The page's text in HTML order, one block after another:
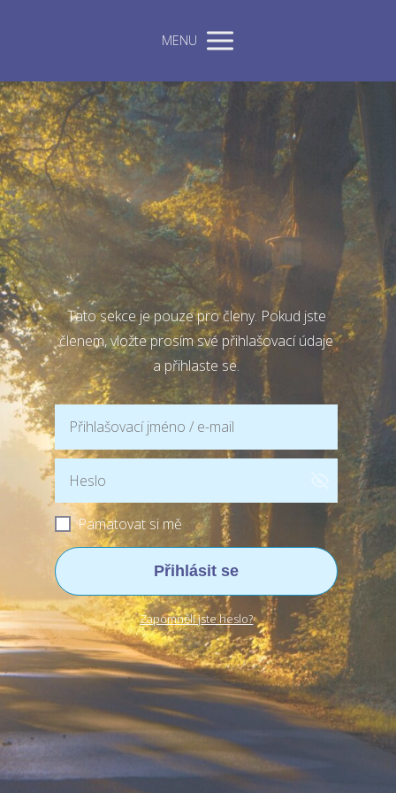
MENU
Tato sekce je pouze pro členy. Pokud jste
členem, vložte prosím své přihlašovací údaje
a přihlaste se.
Pamatovat si mě
Přihlásit se
Zapomněli jste heslo?